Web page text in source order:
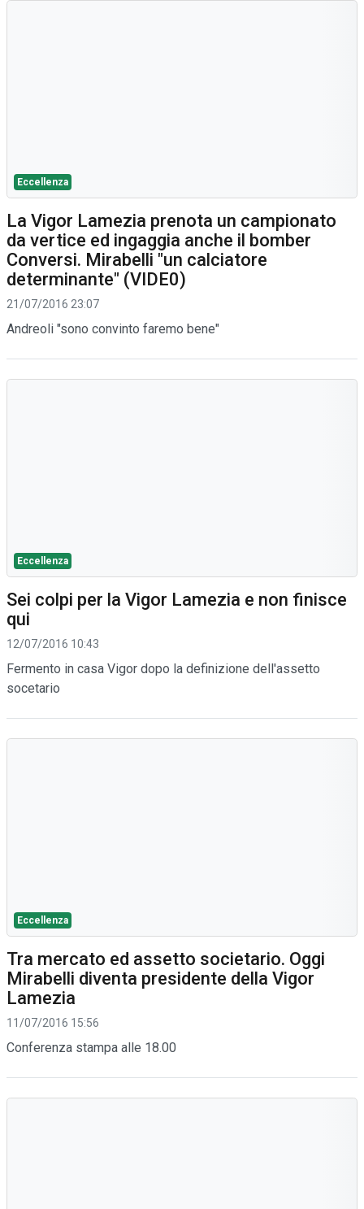
Eccellenza
La Vigor Lamezia prenota un campionato
da vertice ed ingaggia anche il bomber
Conversi. Mirabelli "un calciatore
determinante" (VIDE0)
21/07/2016 23:07
Andreoli "sono convinto faremo bene"
Eccellenza
Sei colpi per la Vigor Lamezia e non finisce
qui
12/07/2016 10:43
Fermento in casa Vigor dopo la definizione dell'assetto
socetario
Eccellenza
Tra mercato ed assetto societario. Oggi
Mirabelli diventa presidente della Vigor
Lamezia
11/07/2016 15:56
Conferenza stampa alle 18.00